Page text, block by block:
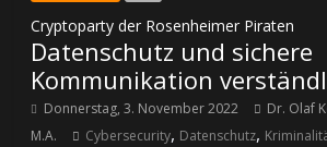
Cryptoparty der Rosenheimer Piraten
Datenschutz und sichere
Kommunikation
Donnerstag, 3. November 2022
Dr. Olaf
M.A.
Cybersecurity, Datenschutz,